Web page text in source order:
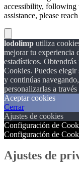
accessibility, following
assistance, please
lodolimp utiliza
mejorar tu experiencia
estadísticos.
Cookies. Puedes
y continúas
personalizarlas a través
Aceptar cookies
Cerrar
Ajustes de cookies
Configuración de
Configuración de
Ajustes de